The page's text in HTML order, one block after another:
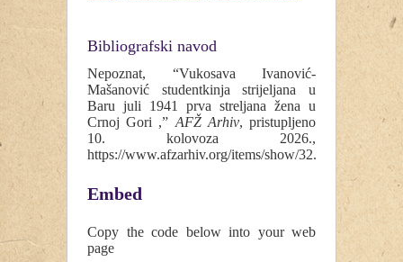
Bibliografski navod
Nepoznat, “Vukosava Ivanović-
Mašanović studentkinja strijeljana u
Baru juli 1941 prva streljana žena u
Crnoj Gori ,”AFŽ Arhiv, pristupljeno
10. kolovoza 2026.,
https://www.afzarhiv.org/items/show/32.
Embed
Copy the code below into your web
page